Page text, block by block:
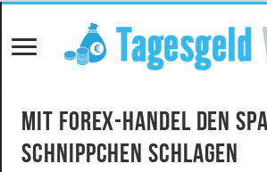
Mit Forex-Handel den
Schnippchen schlagen